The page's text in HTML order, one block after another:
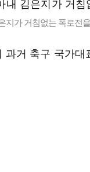
지가 거침없는 폭로전
과거 축구 국가